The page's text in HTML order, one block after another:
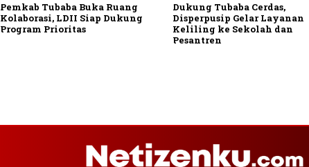
Pemkab Tubaba Buka Ruang
Kolaborasi, LDII Siap Dukung
Program Prioritas
Dukung Tubaba Cerdas,
Disperpusip Gelar Layanan
Keliling ke Sekolah dan
Pesantren